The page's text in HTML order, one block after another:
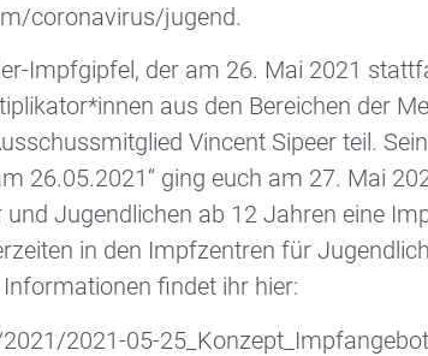
coronavirus/jugend.
Impfgipfel, der am 26. Mai 2021
aus den Bereichen der
Vincent Sipeer teil.
26.05.2021“ ging euch am 27. Mai
Jugendlichen ab 12 Jahren eine
in den Impfzentren für
findet ihr hier:
2021-05-